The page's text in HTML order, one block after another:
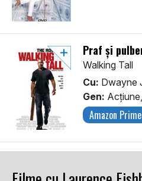
Praf și
Walking Tall
Cu: Dwayne
Gen:
Amazon Prime